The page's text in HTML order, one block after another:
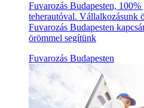
Fuvarozás Budapesten,
teherautóval. Vállalkozásunk
Fuvarozás Budapesten
örömmel segítünk
Fuvarozás Budapesten